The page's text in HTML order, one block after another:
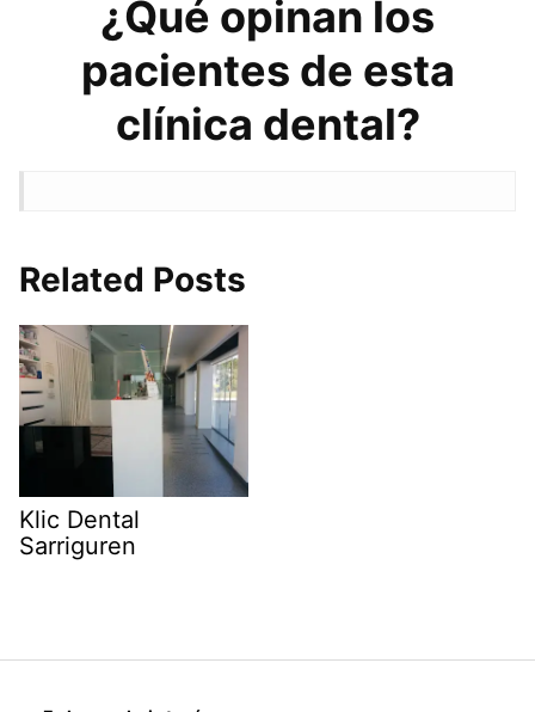
¿Qué opinan los
pacientes de esta
clínica dental?
Related Posts
Klic Dental
Sarriguren